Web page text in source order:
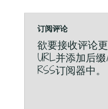
订阅评论
欲要接收评论
URL并添加后
RSS订阅器中。